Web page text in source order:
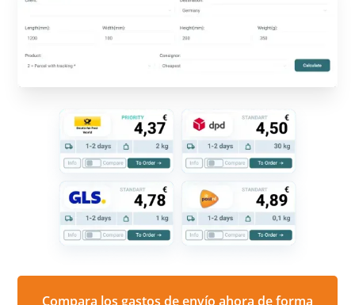
Compara los gastos de envío ahora de forma